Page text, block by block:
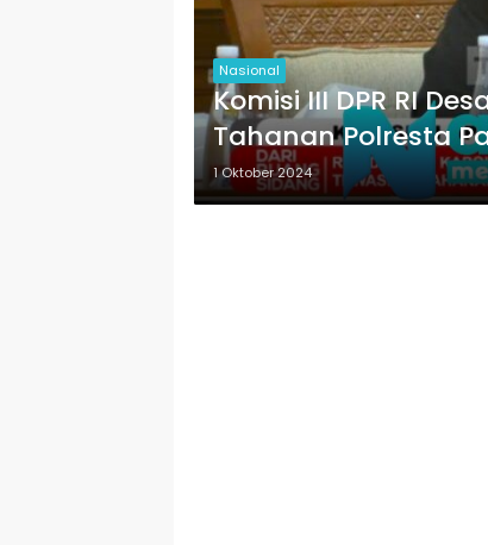
Nasional
Komisi III DPR RI
Tahanan Polresta
1 Oktober 2024